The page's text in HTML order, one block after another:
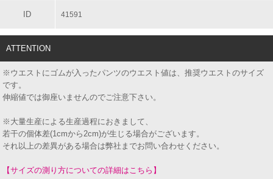
ID 41591
ATTENTION
※ウエストにゴムが入ったパンツのウエスト値は、推奨ウエストのサイズ
です。
伸縮値では御座いませんのでご注意下さい。
※大量生産による生産過程におきまして、
若干の個体差(1cmから2cm)が生じる場合がございます。
それ以上の差異がある場合は弊社までお問い合わせください。
【サイズの測り方についての詳細はこちら】